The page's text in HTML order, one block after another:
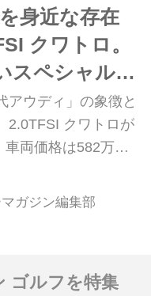
身近な存在
クワトロ。
スペシャルク
10年ひと昔の
アウディ」の象徴と
2.0TFSI クワトロが
両価格は582万円
った登場だった。
く行われた国内試
ってみよう。（以
ガジン編集部
ゴルフを特集